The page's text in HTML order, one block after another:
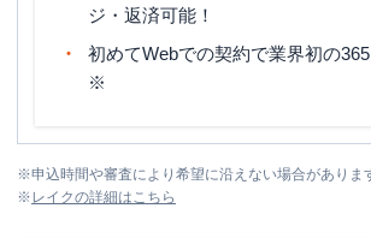
ジ・返済可能！
初めてWebでの契約で業界初の365
※
※申込時間や審査により希望に沿えない場合がありま
※ レイクの詳細はこちら